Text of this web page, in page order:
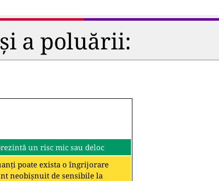
a poluării:
un risc mic sau deloc
poate exista o îngrijorare
neobișnuit de sensibile la